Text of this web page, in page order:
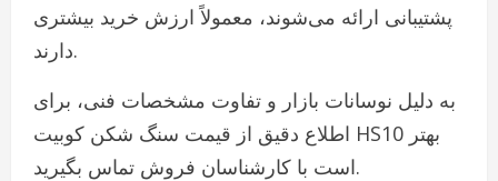
پشتیبانی ارائه می‌شوند، معمولاً ارزش خرید بیشتری
دارند.
به دلیل نوسانات بازار و تفاوت مشخصات فنی، برای
اطلاع دقیق از قیمت سنگ شکن کوبیت HS10 بهتر
است با کارشناسان فروش تماس بگیرید.